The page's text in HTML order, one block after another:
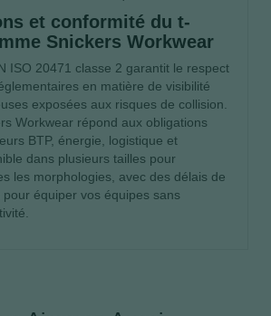
et conformité du t-
Snickers Workwear
ISO 20471 classe 2 garantit le respect
en matière de visibilité
exposées aux risques de collision.
Workwear répond aux obligations
BTP, énergie, logistique et
dans plusieurs tailles pour
les morphologies, avec des délais de
équiper vos équipes sans